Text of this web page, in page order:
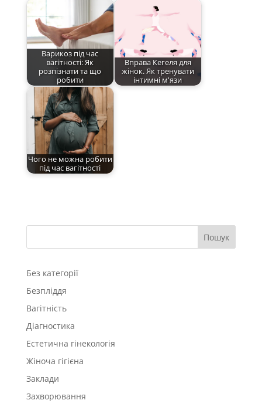
Варикоз під час
вагітності: Як
розпізнати та що
робити
Вправа Кегеля для
жінок. Як тренувати
інтимні м'язи
Чого не можна робити
під час вагітності
Пошук
Без категорії
Безпліддя
Вагітність
Діагностика
Естетична гінекологія
Жіноча гігієна
Заклади
Захворювання